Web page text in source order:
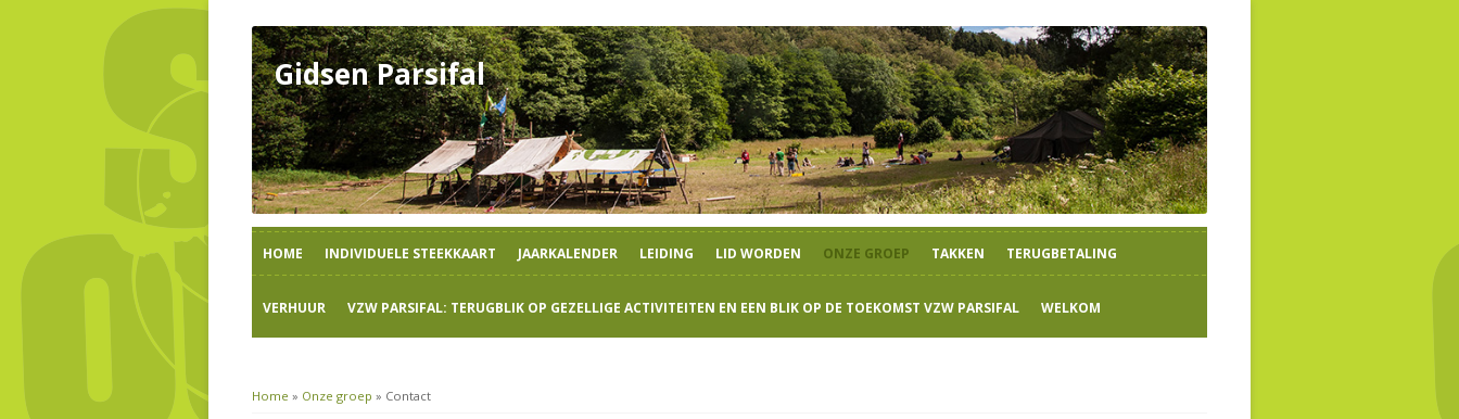
Gidsen Parsifal
Skip
to
content
HOME INDIVIDUELE STEEKKAART JAARKALENDER LEIDING LID WORDEN ONZE GROEP TAKKEN TERUGBETALING
VERHUUR VZW PARSIFAL: TERUGBLIK OP GEZELLIGE ACTIVITEITEN EN EEN BLIK OP DE TOEKOMST VZW PARSIFAL WELKOM
Home » Onze groep » Contact